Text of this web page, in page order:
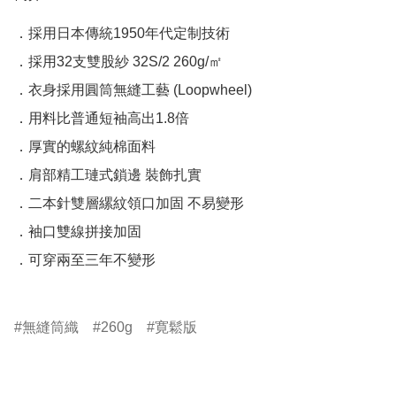
．採用日本傳統1950年代定制技術
．採用32支雙股紗 32S/2 260g/㎡
．衣身採用圓筒無縫工藝 (Loopwheel)
．用料比普通短袖高出1.8倍
．厚實的螺紋純棉面料
．肩部精工璉式鎖邊 裝飾扎實
．二本針雙層縲紋領口加固 不易變形
．袖口雙線拼接加固
．可穿兩至三年不變形
無縫筒織 260g 寛鬆版